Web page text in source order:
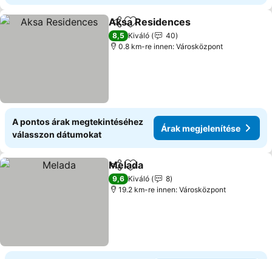
Megosztás
Hozzáadás a kedvencekhez
Aksa Residences
8,5 Kiváló
40
0.8 km-re innen: Városközpont
A pontos árak megtekintéséhez
válasszon dátumokat
Árak megjelenítése
MegosztásHozzáadás a kedvencekhez
Melada
9,6 Kiváló
8
19.2 km-re innen: Városközpont